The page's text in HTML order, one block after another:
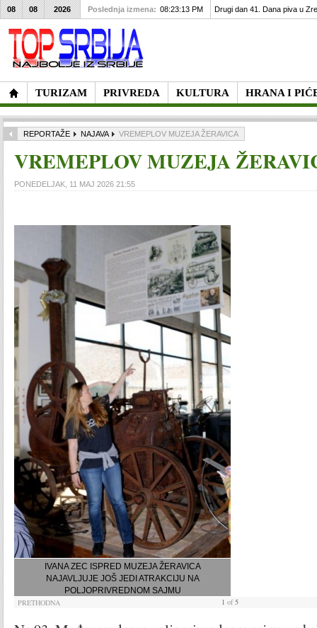
TURIZAM PRIVREDA KULTURA HRANA I
08 08 2026 Poslednja izmena: 08:23:13 PM Drugi dan 41. Dana piva u
REPORTAŽE NAJAVA VREMEPLOV MUZEJA ŽERAVICA
VREMEPLOV MUZEJA
PONEDELJAK, 11 MAJ 2026 21:55
IVANA ZEC ISPRED MUZEJA ŽERAVICA
NAJAVLJUJE JOŠ JEDI ATRAKCIJU NA
POLJOPRIVREDNOM SAJMU
PRETHODNA 1 of5